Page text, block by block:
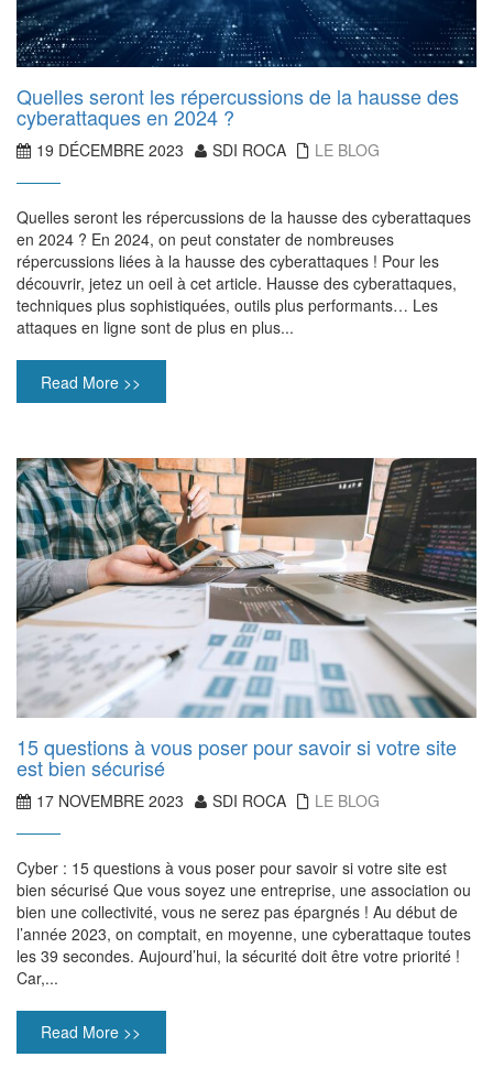
Quelles seront les répercussions de la hausse des
cyberattaques en 2024 ?
19 DÉCEMBRE 2023 SDI ROCA LE BLOG
Quelles seront les répercussions de la hausse des cyberattaques
en 2024 ? En 2024, on peut constater de nombreuses
répercussions liées à la hausse des cyberattaques ! Pour les
découvrir, jetez un oeil à cet article. Hausse des cyberattaques,
techniques plus sophistiquées, outils plus performants… Les
attaques en ligne sont de plus en plus...
Read More >>
15 questions à vous poser pour savoir si votre site
est bien sécurisé
17 NOVEMBRE 2023 SDI ROCA LE BLOG
Cyber : 15 questions à vous poser pour savoir si votre site est
bien sécurisé Que vous soyez une entreprise, une association ou
bien une collectivité, vous ne serez pas épargnés ! Au début de
l’année 2023, on comptait, en moyenne, une cyberattaque toutes
les 39 secondes. Aujourd’hui, la sécurité doit être votre priorité !
Car,...
Read More >>